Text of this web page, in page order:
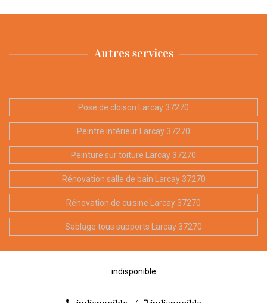
Autres services
Pose de cloison Larcay 37270
Peintre intérieur Larcay 37270
Peinture sur toiture Larcay 37270
Rénovation salle de bain Larcay 37270
Rénovation de cuisine Larcay 37270
Sablage tous supports Larcay 37270
indisponible